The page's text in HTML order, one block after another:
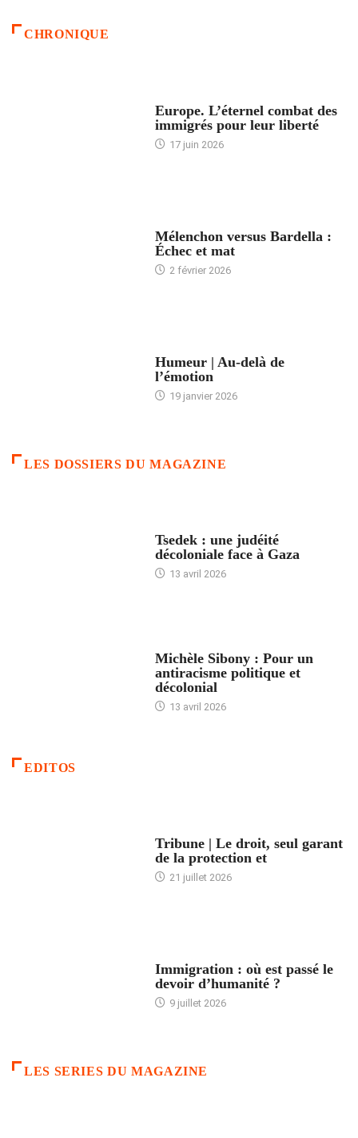
CHRONIQUE
Europe. L’éternel combat des
immigrés pour leur liberté
17 juin 2026
Mélenchon versus Bardella :
Échec et mat
2 février 2026
Humeur | Au-delà de
l’émotion
19 janvier 2026
LES DOSSIERS DU MAGAZINE
Tsedek : une judéité
décoloniale face à Gaza
13 avril 2026
Michèle Sibony : Pour un
antiracisme politique et
décolonial
13 avril 2026
EDITOS
Tribune | Le droit, seul garant
de la protection et
21 juillet 2026
Immigration : où est passé le
devoir d’humanité ?
9 juillet 2026
LES SERIES DU MAGAZINE